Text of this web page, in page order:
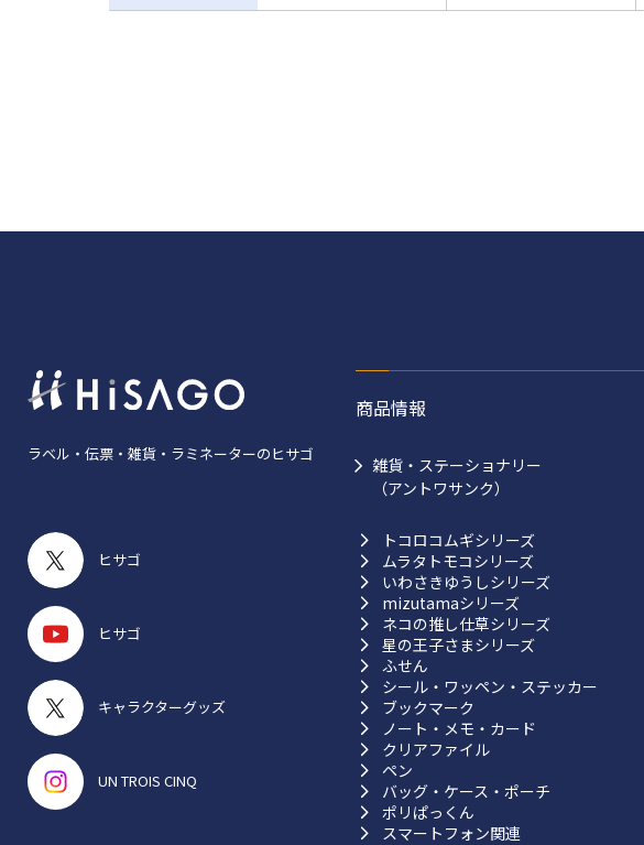
ラベル・伝票・雑貨・ラミネーターのヒサゴ
ヒサゴ
ヒサゴ
キャラクターグッズ
UN TROIS CINQ
商品情報
雑貨・ステーショナリー
（アントワサンク）
トコロコムギシリーズ
ムラタトモコシリーズ
いわさきゆうしシリーズ
mizutamaシリーズ
ネコの推し仕草シリーズ
星の王子さまシリーズ
ふせん
シール・ワッペン・ステッカー
ブックマーク
ノート・メモ・カード
クリアファイル
ペン
バッグ・ケース・ポーチ
ポリぱっくん
スマートフォン関連